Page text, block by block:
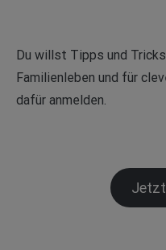
Du willst Tipps und
Familienleben und für
dafür anmelden.